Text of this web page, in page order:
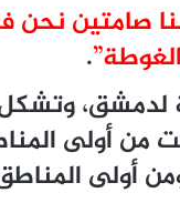
صامتين نحن
.
لدمشق،
من أولى